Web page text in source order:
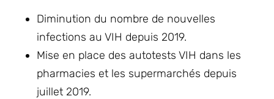
Diminution du nombre de nouvelles
infections au VIH depuis 2019.
Mise en place des autotests VIH dans les
pharmacies et les supermarchés depuis
juillet 2019.